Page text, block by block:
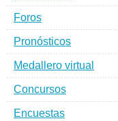
Foros
Pronósticos
Medallero virtual
Concursos
Encuestas